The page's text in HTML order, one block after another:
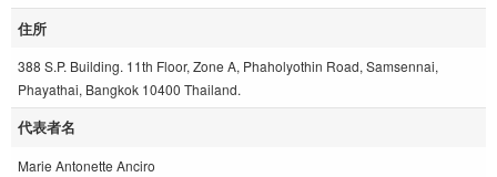
住所
388 S.P. Building. 11th Floor, Zone A, Phaholyothin Road, Samsennai,
Phayathai, Bangkok 10400 Thailand.
代表者名
Marie Antonette Anciro